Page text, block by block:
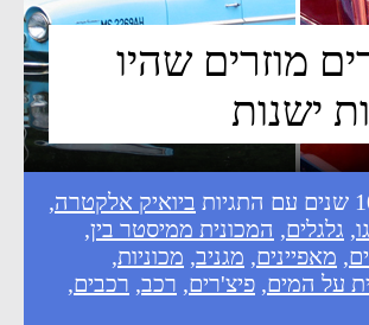
מוזרים שהיו
ישנות
ביואיק אלקטרה,
, גלגלים, המכונית ממיסטר בין,
, מאפיינים, מגניב, מכוניות,
על המים, פיצ'רים, רכב, רכבים,